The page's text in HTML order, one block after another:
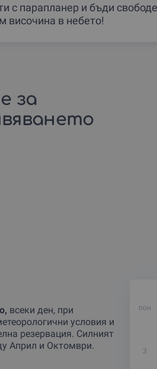
с парапланер и бъди
височина в небето!
за
всеки ден, при
условия и
резервация. Силният
Април и Октомври.
пон
3